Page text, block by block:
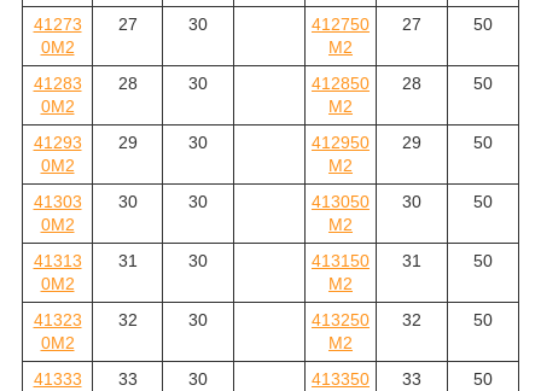
41273
0M2
27 30
412750
M2
27 50
41283
0M2
28 30
412850
M2
28 50
41293
0M2
29 30
412950
M2
29 50
41303
0M2
30 30
413050
M2
30 50
41313
0M2
31 30
413150
M2
31 50
41323
0M2
32 30
413250
M2
32 50
41333
33 30
413350
33 50